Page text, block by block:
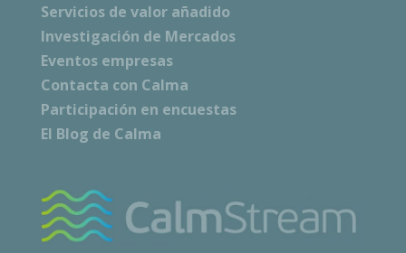
Servicios de valor añadido
Investigación de Mercados
Eventos empresas
Contacta con Calma
Participación en encuestas
El Blog de Calma